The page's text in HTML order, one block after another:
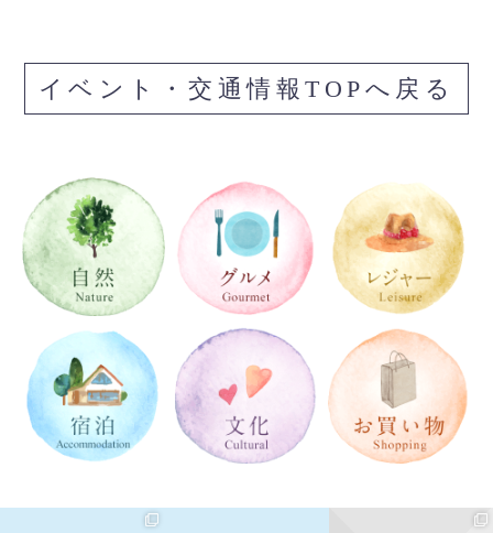
イベント・交通情報TOPへ戻る